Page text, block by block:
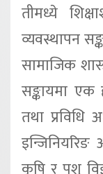
तीमध्ये
व्यवस्थापन
सामाजिक
सङ्कायमा एक
तथा प्रविधि